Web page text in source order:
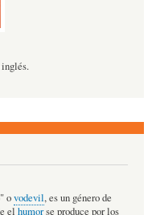
ovodevil, es un género de
el humorse produce por los